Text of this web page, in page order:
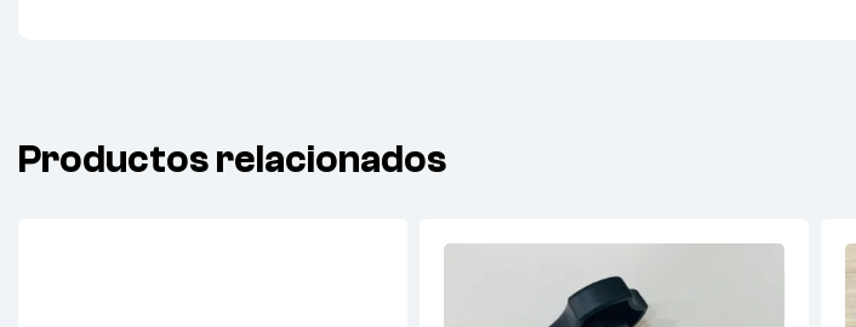
Productos relacionados